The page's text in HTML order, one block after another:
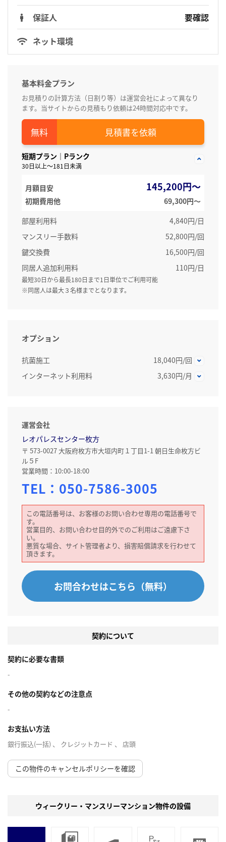
保証人
要確認
ネット環境
基本料金プラン
お見積りの計算方法（日割り等）は運営会社によって異なり
ます。当サイトからの見積もり依頼は24時間対応中です。
見積書を依頼
短期プラン｜Pランク
30日以上～181日未満
月額目安 145,200円～
初期費用他
69,300円〜
部屋利用料
4,840円/日
マンスリー手数料
52,800円/回
鍵交換費
16,500円/回
同居人追加利用料
110円/日
最短30日から最長180日まで1日単位でご利用可能
※同居人は最大３名様までとなります。
オプション
抗菌施工
18,040円/回
インターネット利用料
3,630円/月
運営会社
レオパレスセンター枚方
〒 573-0027 大阪府枚方市大垣内町１丁目1-1 朝日生命枚方ビ
ル５F
営業時間：10:00-18:00
TEL： 050-7586-3005
この電話番号は、お客様のお問い合わせ専用の電話番号で
す。
営業目的、お問い合わせ目的外でのご利用はご遠慮下さ
い。
悪質な場合、サイト管理者より、損害賠償請求を行わせて
頂きます。
お問合わせはこちら（無料）
契約について
契約に必要な書類
-
その他の契約などの注意点
-
お支払い方法
銀行振込(一括) 、 クレジットカード 、 店頭
この物件のキャンセルポリシーを確認
ウィークリー・マンスリーマンション物件の設備